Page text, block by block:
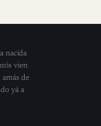
nacida
vien
de
yá a